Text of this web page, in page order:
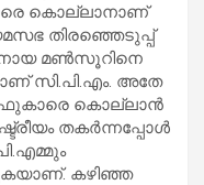
കൊല്ലാനാണ്
തിരഞ്ഞെടുപ്പ്
മണ്‍സൂറിനെ
സി.പി.എം. അതേ
കൊല്ലാന്‍
തകര്‍ന്നപ്പോള്‍
കഴിഞ്ഞ